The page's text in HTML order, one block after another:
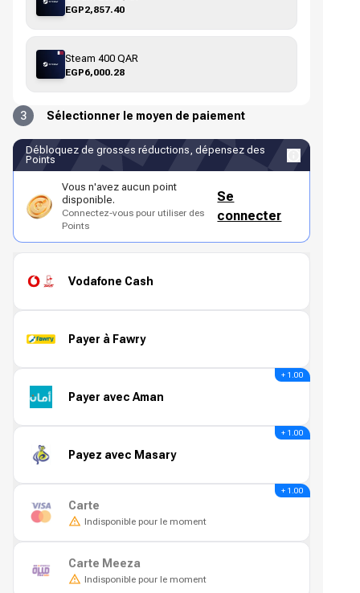
EGP2,857.40
Steam 400 QAR
EGP6,000.28
3 Sélectionner le moyen de paiement
Débloquez de grosses réductions, dépensez des
Points
Vous n'avez aucun point
disponible.
Connectez-vous pour utiliser des
Points
Se
connecter
Vodafone Cash
Payer à Fawry
Payer avec Aman
+ 1.00
Payez avec Masary
+ 1.00
Carte
Indisponible pour le moment
+ 1.00
Carte Meeza
Indisponible pour le moment